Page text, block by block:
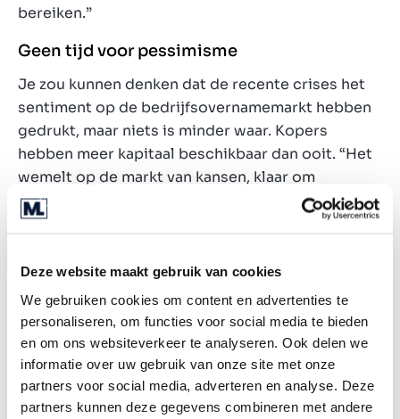
Deze website maakt gebruik van cookies
We gebruiken cookies om content en advertenties te
personaliseren, om functies voor social media te bieden
en om ons websiteverkeer te analyseren. Ook delen we
informatie over uw gebruik van onze site met onze
partners voor social media, adverteren en analyse. Deze
partners kunnen deze gegevens combineren met andere
bereiken.”
Geen tijd voor pessimisme
Je zou kunnen denken dat de recente crises het
sentiment op de bedrijfsovernamemarkt hebben
gedrukt, maar niets is minder waar. Kopers
hebben meer kapitaal beschikbaar dan ooit. “Het
wemelt op de markt van kansen, klaar om
aangegrepen te worden”, meent Marc Reinhardt.
“Kansen herkennen is een van de sterke punten
zijn uitgegroeid tot de grootste
bedrijfsovernameadviseur in Europa. En we zijn
nog niet klaar met groeien.”
Klaar voor een carrière bij Marktlink?
Wij zoeken mensen met ambitie en passie voor
ondernemerschap. Marktlink biedt een duidelijke